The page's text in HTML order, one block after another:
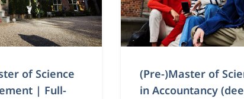
of Science
| Full-
(Pre-)Master of
in Accountancy